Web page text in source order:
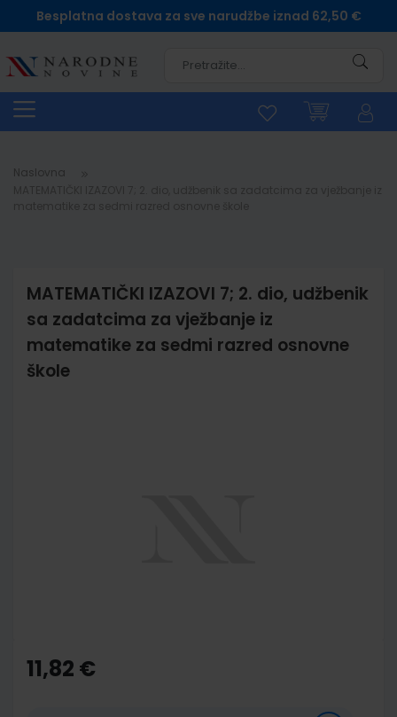
Besplatna dostava za sve narudžbe iznad 62,50 €
Naslovna
MATEMATIČKI IZAZOVI 7; 2. dio, udžbenik
sa zadatcima za vježbanje iz
matematike za sedmi razred osnovne
škole
the
beginning
11,82 €